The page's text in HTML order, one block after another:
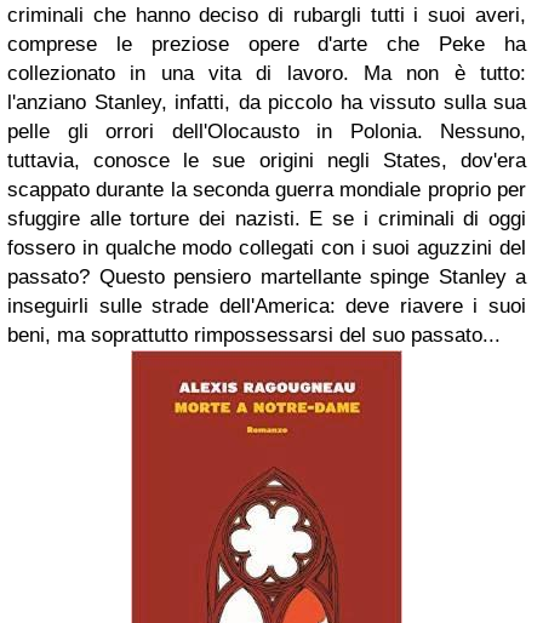
criminali che hanno deciso di rubargli tutti i suoi averi,
comprese le preziose opere d'arte che Peke ha
collezionato in una vita di lavoro. Ma non è tutto:
l'anziano Stanley, infatti, da piccolo ha vissuto sulla sua
pelle gli orrori dell'Olocausto in Polonia. Nessuno,
tuttavia, conosce le sue origini negli States, dov'era
scappato durante la seconda guerra mondiale proprio per
sfuggire alle torture dei nazisti. E se i criminali di oggi
fossero in qualche modo collegati con i suoi aguzzini del
passato? Questo pensiero martellante spinge Stanley a
inseguirli sulle strade dell'America: deve riavere i suoi
beni, ma soprattutto rimpossessarsi del suo passato...